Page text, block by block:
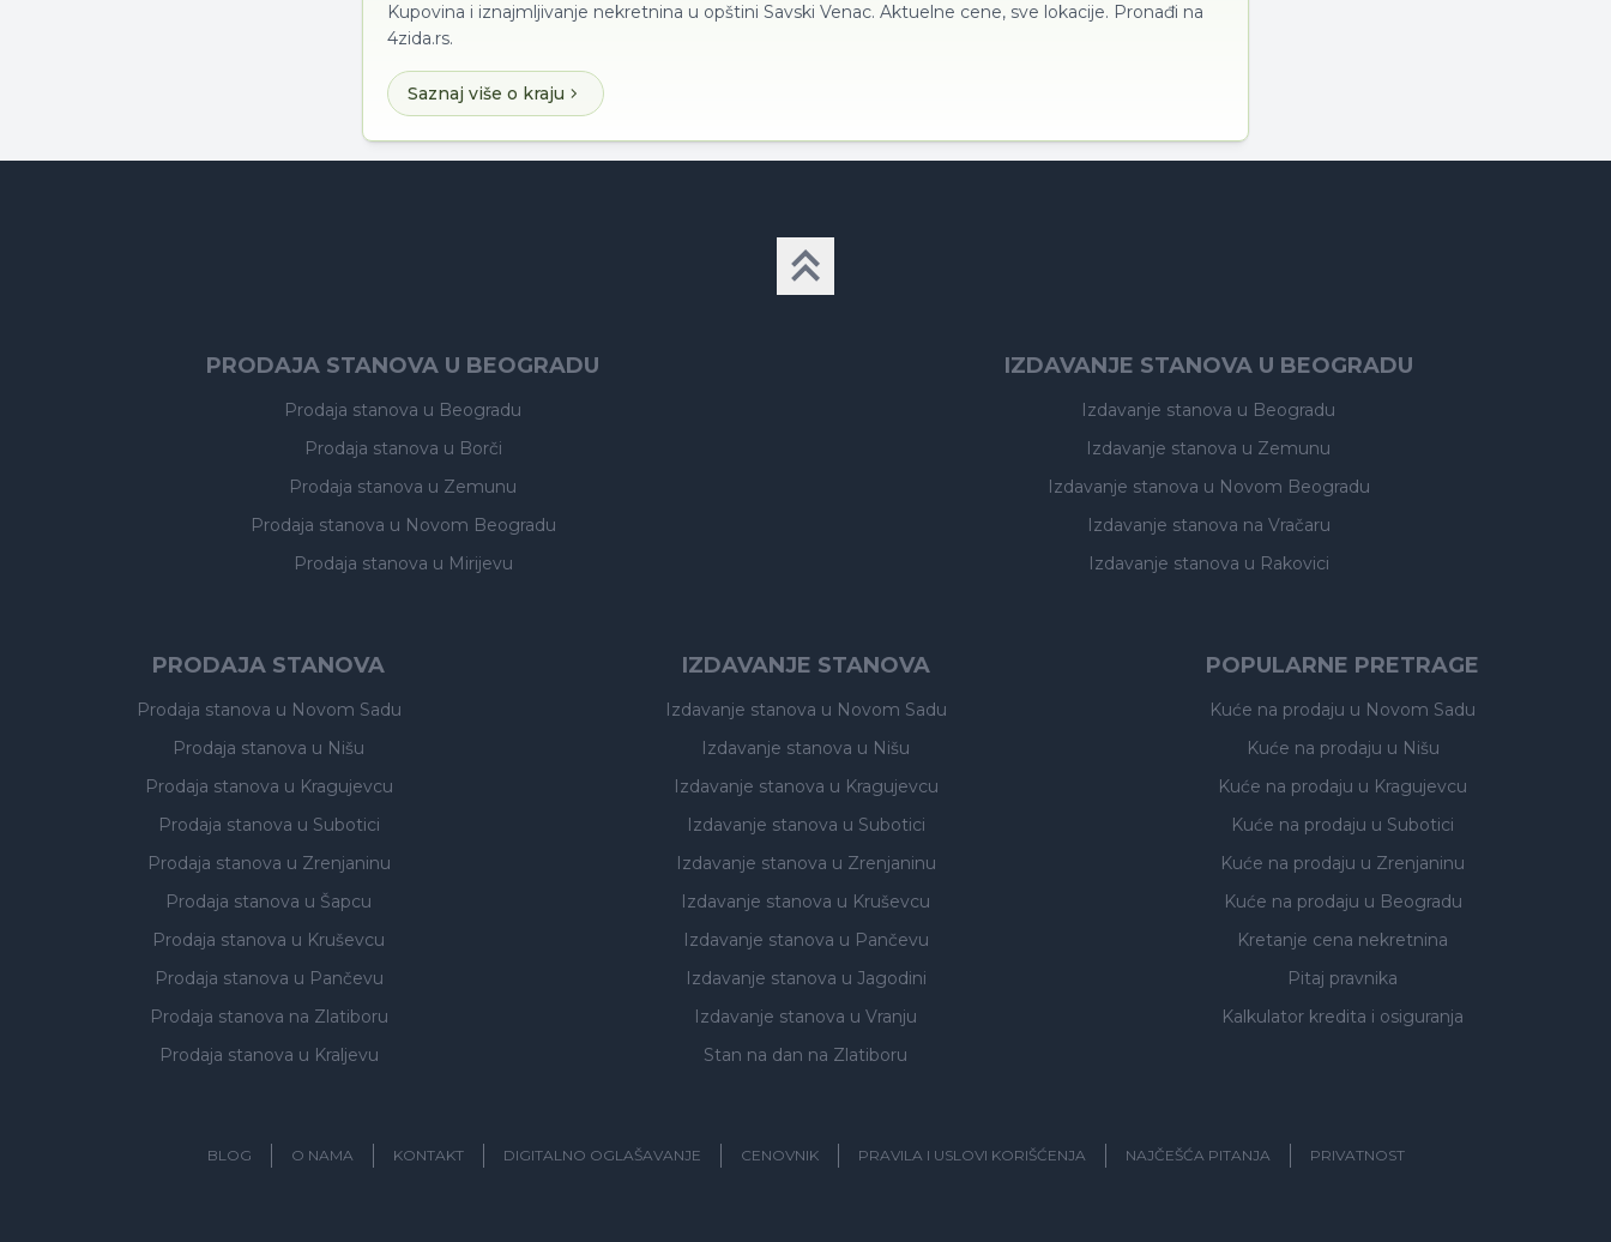
Kupovina i iznajmljivanje nekretnina u opštini Savski Venac. Aktuelne cene, sve lokacije. Pronađi na
4zida.rs.
Saznaj više o kraju
PRODAJA STANOVA U BEOGRADU
Prodaja stanova u Beogradu
Prodaja stanova u Borči
Prodaja stanova u Zemunu
Prodaja stanova u Novom Beogradu
Prodaja stanova u Mirijevu
IZDAVANJE STANOVA U BEOGRADU
Izdavanje stanova u Beogradu
Izdavanje stanova u Zemunu
Izdavanje stanova u Novom Beogradu
Izdavanje stanova na Vračaru
Izdavanje stanova u Rakovici
PRODAJA STANOVA
Prodaja stanova u Novom Sadu
Prodaja stanova u Nišu
Prodaja stanova u Kragujevcu
Prodaja stanova u Subotici
Prodaja stanova u Zrenjaninu
Prodaja stanova u Šapcu
Prodaja stanova u Kruševcu
Prodaja stanova u Pančevu
Prodaja stanova na Zlatiboru
Prodaja stanova u Kraljevu
IZDAVANJE STANOVA
Izdavanje stanova u Novom Sadu
Izdavanje stanova u Nišu
Izdavanje stanova u Kragujevcu
Izdavanje stanova u Subotici
Izdavanje stanova u Zrenjaninu
Izdavanje stanova u Kruševcu
Izdavanje stanova u Pančevu
Izdavanje stanova u Jagodini
Izdavanje stanova u Vranju
Stan na dan na Zlatiboru
POPULARNE PRETRAGE
Kuće na prodaju u Novom Sadu
Kuće na prodaju u Nišu
Kuće na prodaju u Kragujevcu
Kuće na prodaju u Subotici
Kuće na prodaju u Zrenjaninu
Kuće na prodaju u Beogradu
Kretanje cena nekretnina
Pitaj pravnika
Kalkulator kredita i osiguranja
BLOG O NAMA KONTAKT DIGITALNO OGLAŠAVANJE CENOVNIK PRAVILA I USLOVI KORIŠĆENJA NAJČEŠĆA PITANJA PRIVATNOST